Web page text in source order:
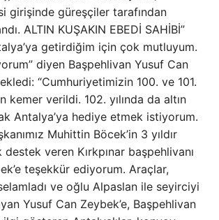
girişinde güreşçiler tarafından
ALTIN ​​KUŞAKIN EBEDİ SAHİBİ”
getirdiğim için çok mutluyum.
diyen Başpehlivan Yusuf Can
“Cumhuriyetimizin 100. ve 101.
kemer verildi. 102. yılında da altın
Antalya’ya hediye etmek istiyorum.
Muhittin Böcek’in 3 yıldır
destek veren Kırkpınar başpehlivanı
teşekkür ediyorum. Araçlar,
ve oğlu Alpaslan ile seyirciyi
Yusuf Can Zeybek’e, Başpehlivan